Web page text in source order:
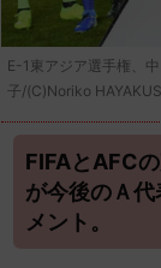
E-1東アジア選手権、
子/(C)Noriko
FIFAとAFC
が今後のＡ
メント。